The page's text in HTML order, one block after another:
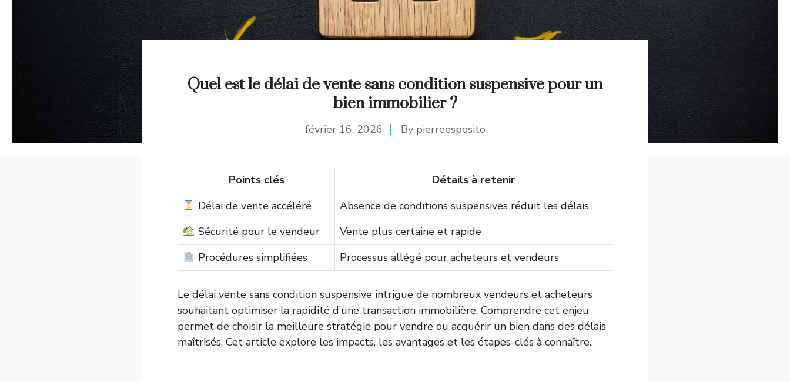
Quel est le délai de vente sans condition suspensive pour un
bien immobilier ?
février 16, 2026 By pierreesposito
Points clés
Détails à retenir
Délai de vente accéléré
Absence de conditions suspensives réduit les délais
Sécurité pour le vendeur
Vente plus certaine et rapide
Procédures simplifiées
Processus allégé pour acheteurs et vendeurs
Le délai vente sans condition suspensive intrigue de nombreux vendeurs et acheteurs
souhaitant optimiser la rapidité d’une transaction immobilière. Comprendre cet enjeu
permet de choisir la meilleure stratégie pour vendre ou acquérir un bien dans des délais
maîtrisés. Cet article explore les impacts, les avantages et les étapes-clés à connaître.